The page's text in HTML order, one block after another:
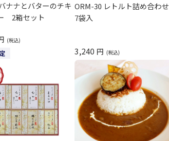
ナナとバターのチキ
2箱セット
ORM-30 レトルト詰め合わせ
7袋入
3,240 円